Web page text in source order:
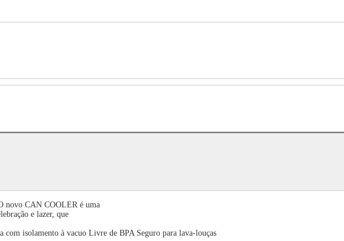
novo CAN COOLER é uma
e lazer, que
isolamento à vacuo Livre de BPA Seguro para lava-louças